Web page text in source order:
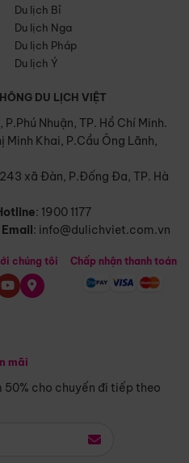
Du lịch Bỉ
Du lịch Nga
Du lịch Pháp
Du lịch Ý
DU LỊCH VIỆT
Nhuận, TP. Hồ Chí Minh.
Minh Khai, P.Cầu Ông Lãnh,
xã Đàn, P.Đống Đa, TP. Hà
: 1900 1177
Email: info@dulichviet.com.vn
mãi
cho chuyến đi tiếp theo
chúng tôi Chấp nhận thanh toán